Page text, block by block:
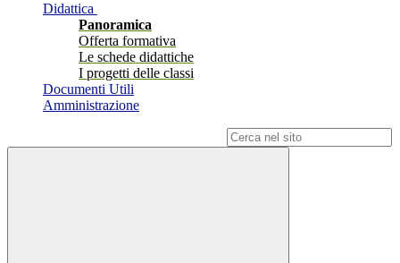
Didattica
Panoramica
Offerta formativa
Le schede didattiche
I progetti delle classi
Documenti Utili
Amministrazione